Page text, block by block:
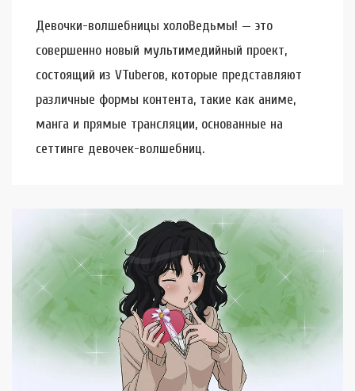
Девочки-волшебницы холоВедьмы! — это
совершенно новый мультимедийный проект,
состоящий из VTuberов, которые представляют
различные формы контента, такие как аниме,
манга и прямые трансляции, основанные на
сеттинге девочек-волшебниц.